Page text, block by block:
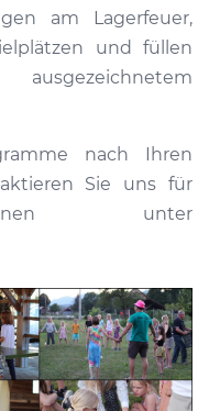
am Lagerfeuer,
und füllen
nach Ihren
Sie uns für
unter